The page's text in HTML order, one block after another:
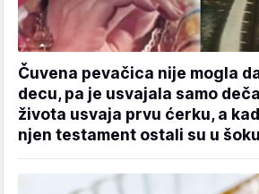
Čuvena pevačica nije mogla
decu, pa je usvajala samo
života usvaja prvu ćerku, a
njen testament ostali su u šoku